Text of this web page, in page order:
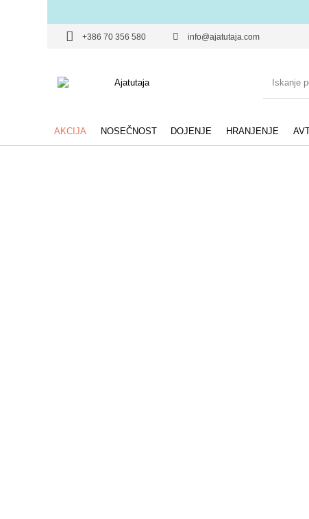
+386 70 356 580 info@ajatutaja.com
AKCIJA NOSEČNOST DOJENJE HRANJENJE